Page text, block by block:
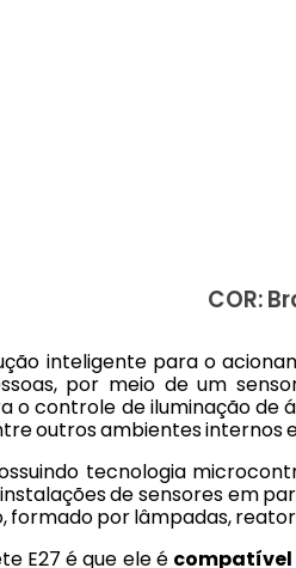
COR:
inteligente para o
por meio de um
controle de iluminação
outros ambientes
tecnologia
de sensores em
formado por lâmpadas,
E27 é que ele é compatível